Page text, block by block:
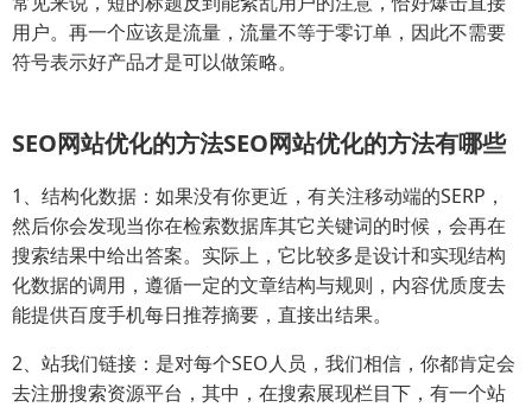
用户。再一个应该是流量，流量不等于零订单，因此不需要
符号表示好产品才是可以做策略。
SEO网站优化的方法SEO网站优化的方法有哪些
1、结构化数据：如果没有你更近，有关注移动端的SERP，
然后你会发现当你在检索数据库其它关键词的时候，会再在
搜索结果中给出答案。实际上，它比较多是设计和实现结构
化数据的调用，遵循一定的文章结构与规则，内容优质度去
能提供百度手机每日推荐摘要，直接出结果。
2、站我们链接：是对每个SEO人员，我们相信，你都肯定会
去注册搜索资源平台，其中，在搜索展现栏目下，有一个站